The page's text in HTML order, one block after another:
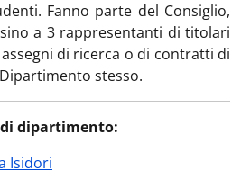
Fanno parte del Consiglio,
a 3 rappresentanti di titolari
di ricerca o di contratti di
stesso.
dipartimento:
Isidori